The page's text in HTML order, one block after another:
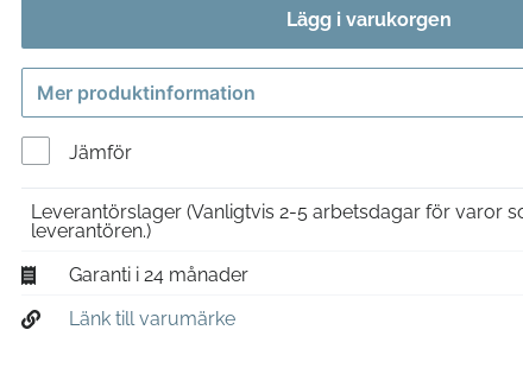
Lägg i varukorgen
Mer produktinformation
Jämför
Leverantörslager (Vanligtvis 2-5 arbetsdagar för varor
leverantören.)
Garanti i 24 månader
Länk till varumärke